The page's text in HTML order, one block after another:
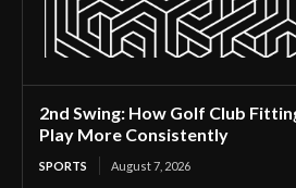
2nd Swing: How Golf Club
Play More Consistently
SPORTS August 7, 2026